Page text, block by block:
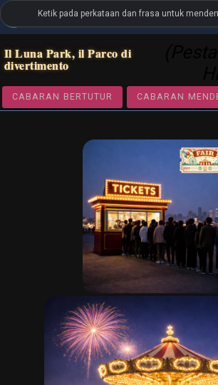
LanguageGuide.org•
Il Luna Park, il Parco di
divertimento
CABARAN BERTUTUR CABARAN
Ketik pada perkataan dan frasa untuk